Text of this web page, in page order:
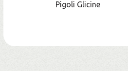
Pigoli Glicine